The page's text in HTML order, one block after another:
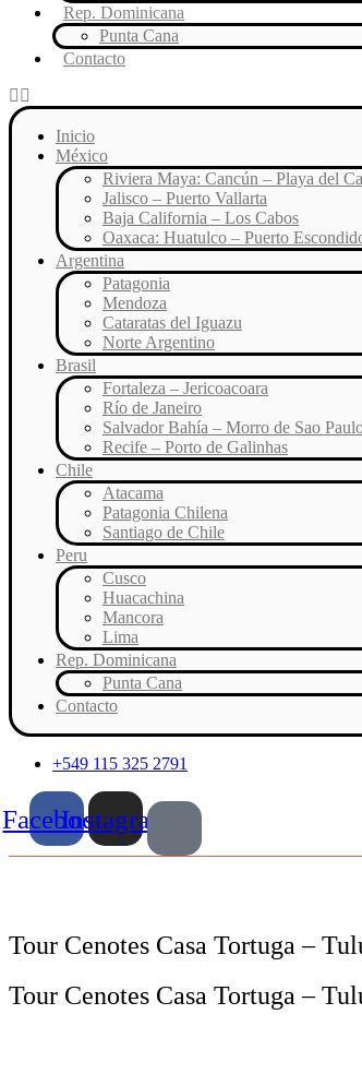
Rep. Dominicana
Punta Cana
Contacto
Inicio
México
Riviera Maya: Cancún – Playa del
Jalisco – Puerto Vallarta
Baja California – Los Cabos
Oaxaca: Huatulco – Puerto
Argentina
Patagonia
Mendoza
Cataratas del Iguazu
Norte Argentino
Brasil
Fortaleza – Jericoacoara
Río de Janeiro
Salvador Bahía – Morro de Sao
Recife – Porto de Galinhas
Chile
Atacama
Patagonia Chilena
Santiago de Chile
Peru
Cusco
Huacachina
Mancora
Lima
Rep. Dominicana
Punta Cana
Contacto
+549 115 325 2791
Facebook
Instagram
Tour Cenotes Casa Tortuga –
Tour Cenotes Casa Tortuga –